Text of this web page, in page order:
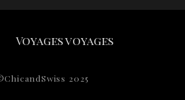
Voyages voyages
2025